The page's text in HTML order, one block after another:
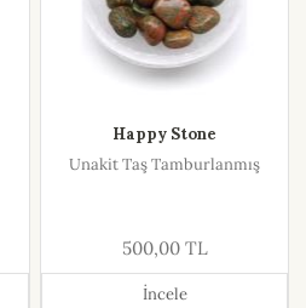
Happy Stone
Unakit Taş Tamburlanmış
500,00 TL
İncele